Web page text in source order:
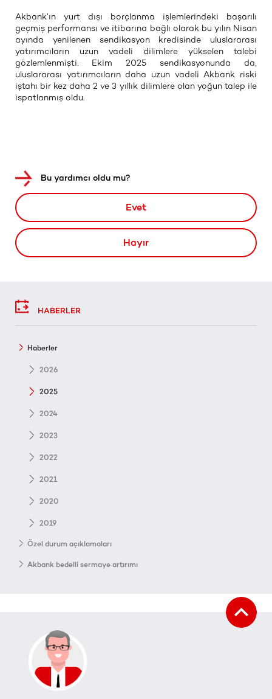
Akbank’ın yurt dışı borçlanma işlemlerindeki başarılı
geçmiş performansı ve itibarına bağlı olarak bu yılın Nisan
ayında yenilenen sendikasyon kredisinde uluslararası
yatırımcıların uzun vadeli dilimlere yükselen talebi
gözlemlenmişti. Ekim 2025 sendikasyonunda da,
uluslararası yatırımcıların daha uzun vadeli Akbank riski
iştahı bir kez daha 2 ve 3 yıllık dilimlere olan yoğun talep ile
ispatlanmış oldu.
Bu yardımcı oldu mu?
Evet
Hayır
HABERLER
Haberler
2026
2025
2024
2023
2022
2021
2020
2019
Özel durum açıklamaları
Akbank bedelli sermaye artırımı